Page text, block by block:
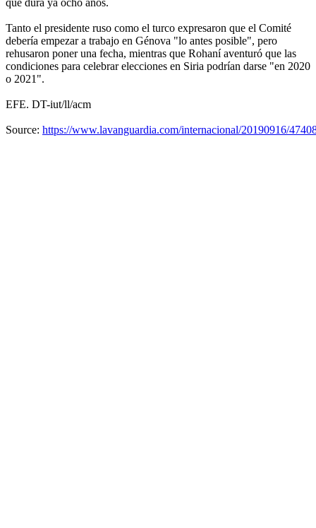
Tanto el presidente ruso como el turco expresaron que el Comité
debería empezar a trabajo en Génova "lo antes posible", pero
rehusaron poner una fecha, mientras que Rohaní aventuró que las
condiciones para celebrar elecciones en Siria podrían darse "en 2020
o 2021".
EFE. DT-iut/ll/acm
Source: https://www.lavanguardia.com/internacional/20190916/